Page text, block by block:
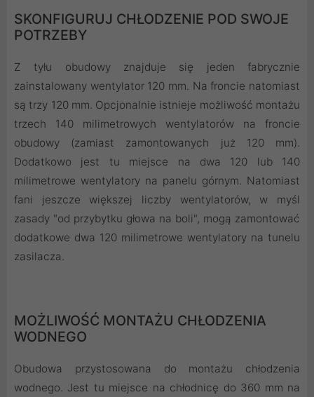
SKONFIGURUJ CHŁODZENIE POD SWOJE
POTRZEBY
Z tyłu obudowy znajduje się jeden fabrycznie
zainstalowany wentylator 120 mm. Na froncie natomiast
są trzy 120 mm. Opcjonalnie istnieje możliwość montażu
trzech 140 milimetrowych wentylatorów na froncie
obudowy (zamiast zamontowanych już 120 mm).
Dodatkowo jest tu miejsce na dwa 120 lub 140
milimetrowe wentylatory na panelu górnym. Natomiast
fani jeszcze większej liczby wentylatorów, w myśl
zasady "od przybytku głowa na boli", mogą zamontować
dodatkowe dwa 120 milimetrowe wentylatory na tunelu
zasilacza.
MOŻLIWOŚĆ MONTAŻU CHŁODZENIA
WODNEGO
Obudowa przystosowana do montażu chłodzenia
wodnego. Jest tu miejsce na chłodnicę do 360 mm na